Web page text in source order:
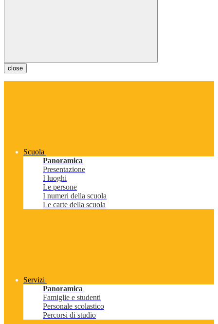
close
Scuola
Panoramica
Presentazione
I luoghi
Le persone
I numeri della scuola
Le carte della scuola
Servizi
Panoramica
Famiglie e studenti
Personale scolastico
Percorsi di studio